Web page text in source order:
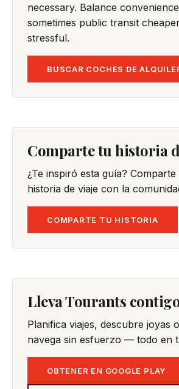
necessary. Balance
sometimes public transit
stressful.
BUSCAR COCHES DE
Comparte tu historia
¿Te inspiró esta guía?
historia de viaje con la
COMPARTE TU HISTORIA
Lleva Tourants
Planifica viajes, descubre joyas
navega sin esfuerzo — todo en
OBTENER EN GOOGLE PLAY